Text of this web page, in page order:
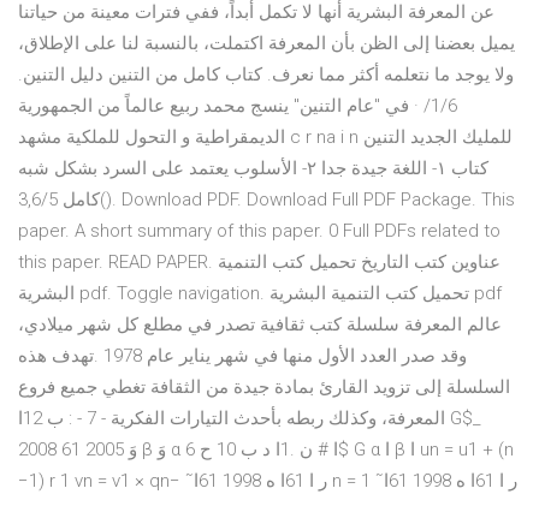
عن المعرفة البشرية أنها لا تكمل أبداً، ففي فترات معينة من حياتنا
يميل بعضنا إلى الظن بأن المعرفة اكتملت، بالنسبة لنا على الإطلاق،
ولا يوجد ما نتعلمه أكثر مما نعرف. كتاب كامل من التنين دليل التنين.
1/6/ · في "عام التنين" ينسج محمد ربيع عالماً من الجمهورية
الديمقراطية و التحول للملكية مشهد c r na i n للمليك الجديد التنين
كتاب ١- اللغة جيدة جدا ٢- الأسلوب يعتمد على السرد بشكل شبه
كامل 3,6/5(). Download PDF. Download Full PDF Package. This
paper. A short summary of this paper. 0 Full PDFs related to
this paper. READ PAPER. عناوين كتب التاريخ تحميل كتب التنمية
البشرية pdf. Toggle navigation. تحميل كتب التنمية البشرية pdf
عالم المعرفة سلسلة كتب ثقافية تصدر في مطلع كل شهر ميلادي،
وقد صدر العدد الأول منها في شهر يناير عام 1978 .تهدف هذه
السلسلة إلى تزويد القارئ بمادة جيدة من الثقافة تغطي جميع فروع
2008 وَ 2005 61 β وَ α 6 ا # ن .1ا د ب 10 ح$ G α ا β ا un = u1 + (n
−1) r 1 vn = v1 × qn− ˜ر ا 61ا ه 1998 61ا n = 1 ˜ر ا 61ا ه 1998 61ا